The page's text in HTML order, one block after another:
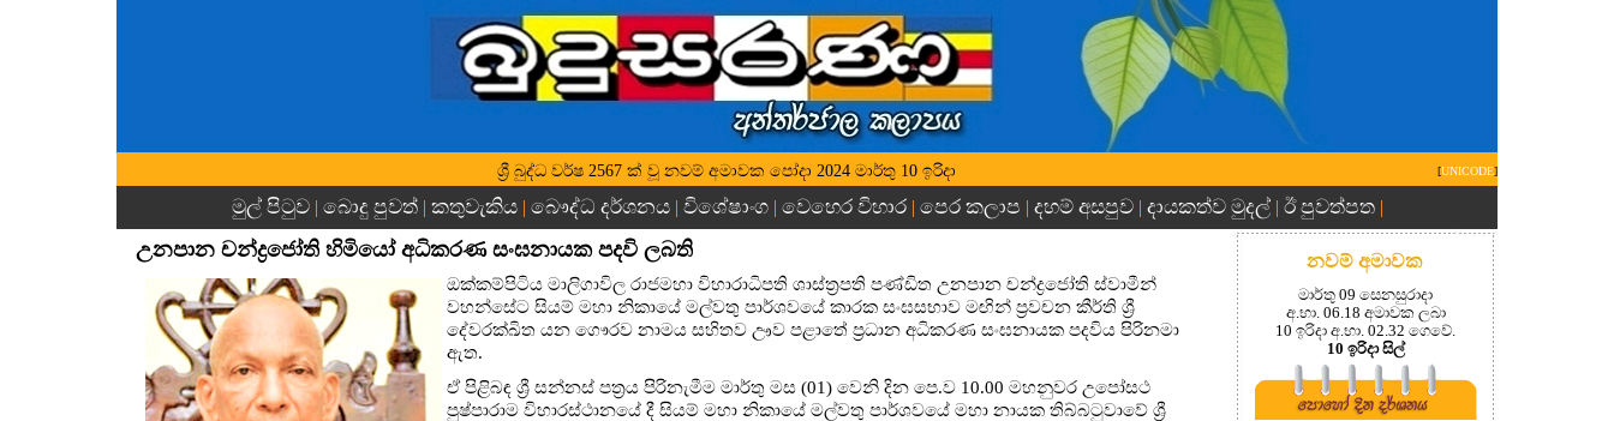
ශ්‍රී බුද්ධ වර්ෂ 2567 ක් වූ නවම් අමාවක පෝදා 2024 මාර්තු 10 ඉරිදා [UNICODE]
මුල් පිටුව | බොදු පුවත්| කතුවැකිය| බෞද්ධ දර්ශනය| විශේෂාංග| වෙහෙර විහාර| පෙර කලාප | දහම් අසපුව| දායකත්ව මුදල්| ඊ පුවත්පත|
උනපාන චන්ද්‍රජෝති හිමියෝ අධිකරණ සංඝනායක පදවි ලබති
ඔක්කම්පිටිය මාලිගාවිල රාජමහා විහාරාධිපති ශාස්ත්‍රපති පණ්ඩිත උනපාන චන්ද්‍රජෝති ස්වාමීන්
වහන්සේට සියම් මහා නිකායේ මල්වතු පාර්ශවයේ කාරක සංඝසභාව මඟින් ප්‍රවචන කීර්ති ශ්‍රී
දේවරක්ඛිත යන ගෞරව නාමය සහිතව ඌව පළාතේ ප්‍රධාන අධිකරණ සංඝනායක පදවිය පිරිනමා
ඇත.
ඒ පිළිබඳ ශ්‍රී සන්නස් පත්‍රය පිරිනැමීම මාර්තු මස (01) වෙනි දින පෙ.ව 10.00 මහනුවර උපෝසථ
පුෂ්පාරාම විහාරස්ථානයේ දී සියම් මහා නිකායේ මල්වතු පාර්ශවයේ මහා නායක තිබ්බටුවාවේ ශ්‍රී
නවම් අමාවක
මාර්තු 09 සෙනසුරාදා
අ.භා. 06.18 අමාවක ලබා
10 ඉරිදා අ.භා. 02.32 ගෙවේ.
10 ඉරිදා සිල්